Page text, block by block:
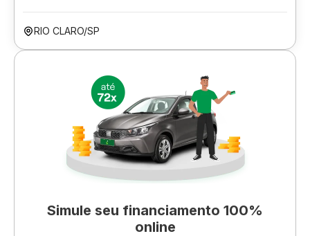
RIO CLARO/SP
Simule seu financiamento 100%
online